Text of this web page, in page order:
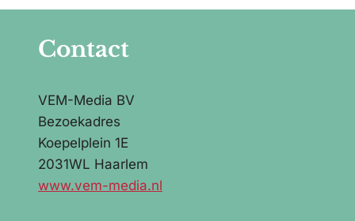
Contact
VEM-Media BV
Bezoekadres
Koepelplein 1E
2031WL Haarlem
www.vem-media.nl